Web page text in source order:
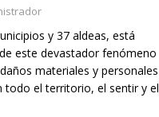
y 37 aldeas, está
este devastador fenómeno
materiales y personales
todo el territorio, el sentir y el